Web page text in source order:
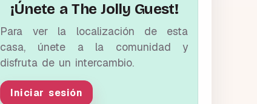
¡Únete a The Jolly Guest!
Para ver la localización de esta
casa, únete a la comunidad y
disfruta de un intercambio.
Iniciar sesión